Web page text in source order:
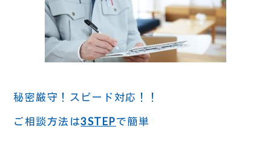
秘密厳守！スピード対応！！
ご相談方法は3STEPで簡単